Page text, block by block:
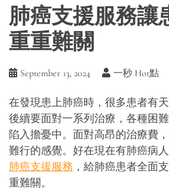
肺癌支援服務讓
重重難關
September 13, 2024 一秒 Hot點
在發現患上肺癌時，很多患者有
後續要面對一系列治療，各種困
陷入擔憂中。面對高昂的治療費
難行的感覺。好在現在有肺癌病
肺癌支援服務 ，給肺癌患者全面
重難關。